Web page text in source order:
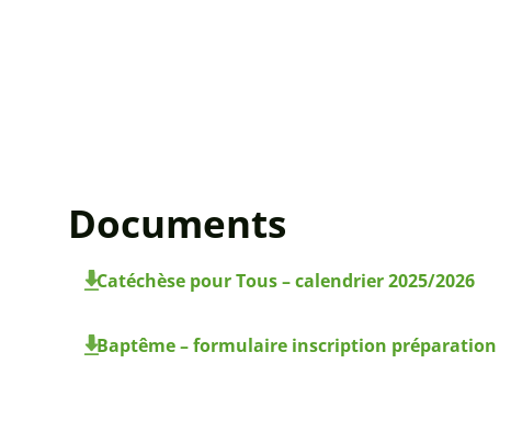
Documents
Catéchèse pour Tous – calendrier 2025/2026
Baptême – formulaire inscription préparation